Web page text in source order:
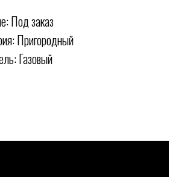
Под заказ
Пригородный
Газовый